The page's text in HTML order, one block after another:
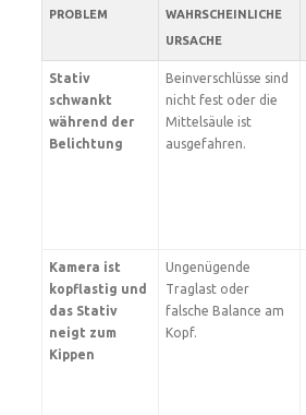
PROBLEM
WAHRSCHEINLICHE
URSACHE
Stativ
schwankt
während der
Belichtung
Beinverschlüsse sind
nicht fest oder die
Mittelsäule ist
ausgefahren.
Kamera ist
kopflastig und
das Stativ
neigt zum
Kippen
Ungenügende
Traglast oder
falsche Balance am
Kopf.